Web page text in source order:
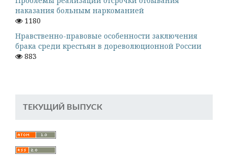
наказания больным наркоманией
1180
Нравственно-правовые особенности заключения
брака среди крестьян в дореволюционной России
883
ТЕКУЩИЙ ВЫПУСК